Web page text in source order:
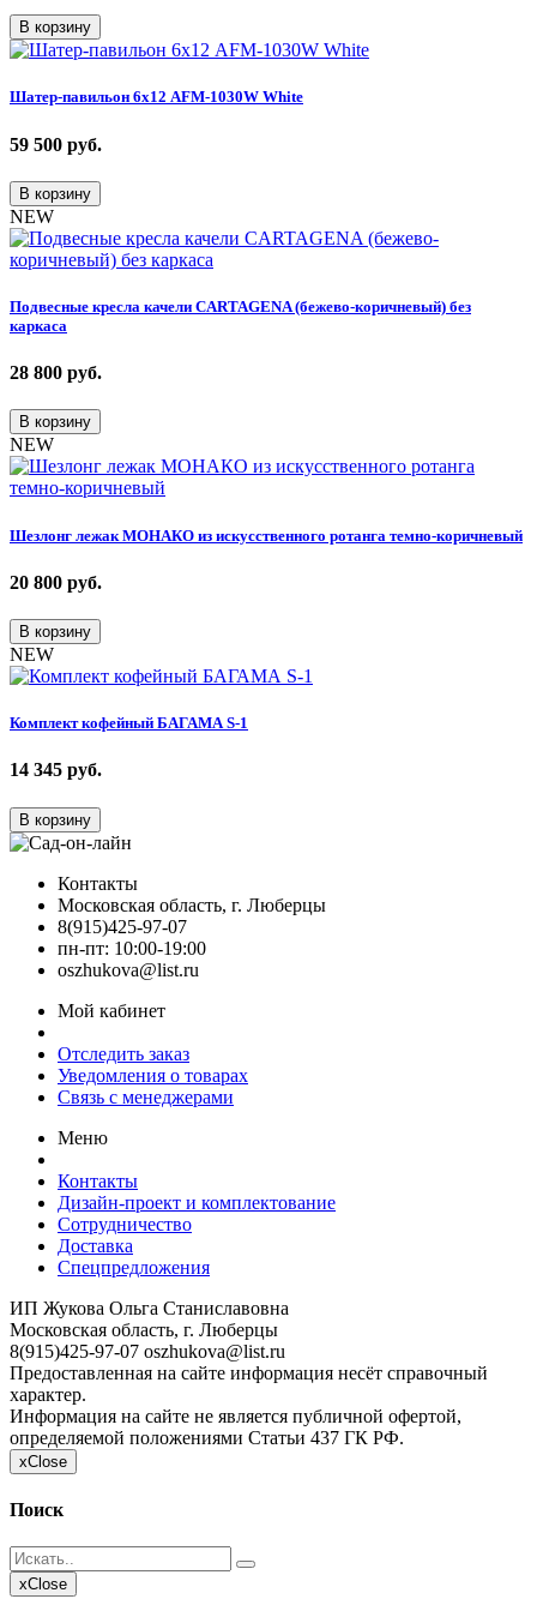
В корзину
Шатер-павильон 6х12 AFM-1030W White
59 500 руб.
В корзину
NEW
Подвесные кресла качели CARTAGENA (бежево-коричневый) без
каркаса
28 800 руб.
В корзину
NEW
Шезлонг лежак МОНАКО из искусственного ротанга темно-коричневый
20 800 руб.
В корзину
NEW
Комплект кофейный БАГАМА S-1
14 345 руб.
В корзину
Контакты
Московская область, г. Люберцы
8(915)425-97-07
пн-пт: 10:00-19:00
oszhukova@list.ru
Мой кабинет
Отследить заказ
Уведомления о товарах
Связь с менеджерами
Меню
Контакты
Дизайн-проект и комплектование
Сотрудничество
Доставка
Спецпредложения
ИП Жукова Ольга Станиславовна
Московская область, г. Люберцы
8(915)425-97-07 oszhukova@list.ru
Предоставленная на сайте информация несёт справочный
характер.
Информация на сайте не является публичной офертой,
определяемой положениями Статьи 437 ГК РФ.
xClose
Поиск
xClose